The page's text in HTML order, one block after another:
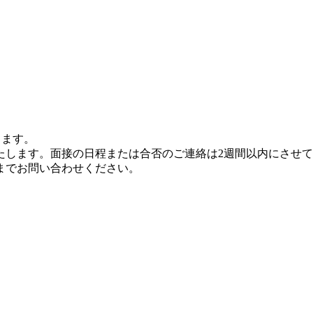
す。
ます。面接の日程または合否のご連絡は2週間以内にさせて
お問い合わせください。